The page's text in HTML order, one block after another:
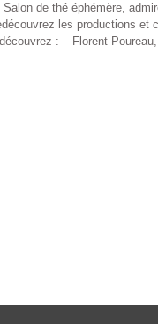
de thé éphémère,
les productions et
: – Florent